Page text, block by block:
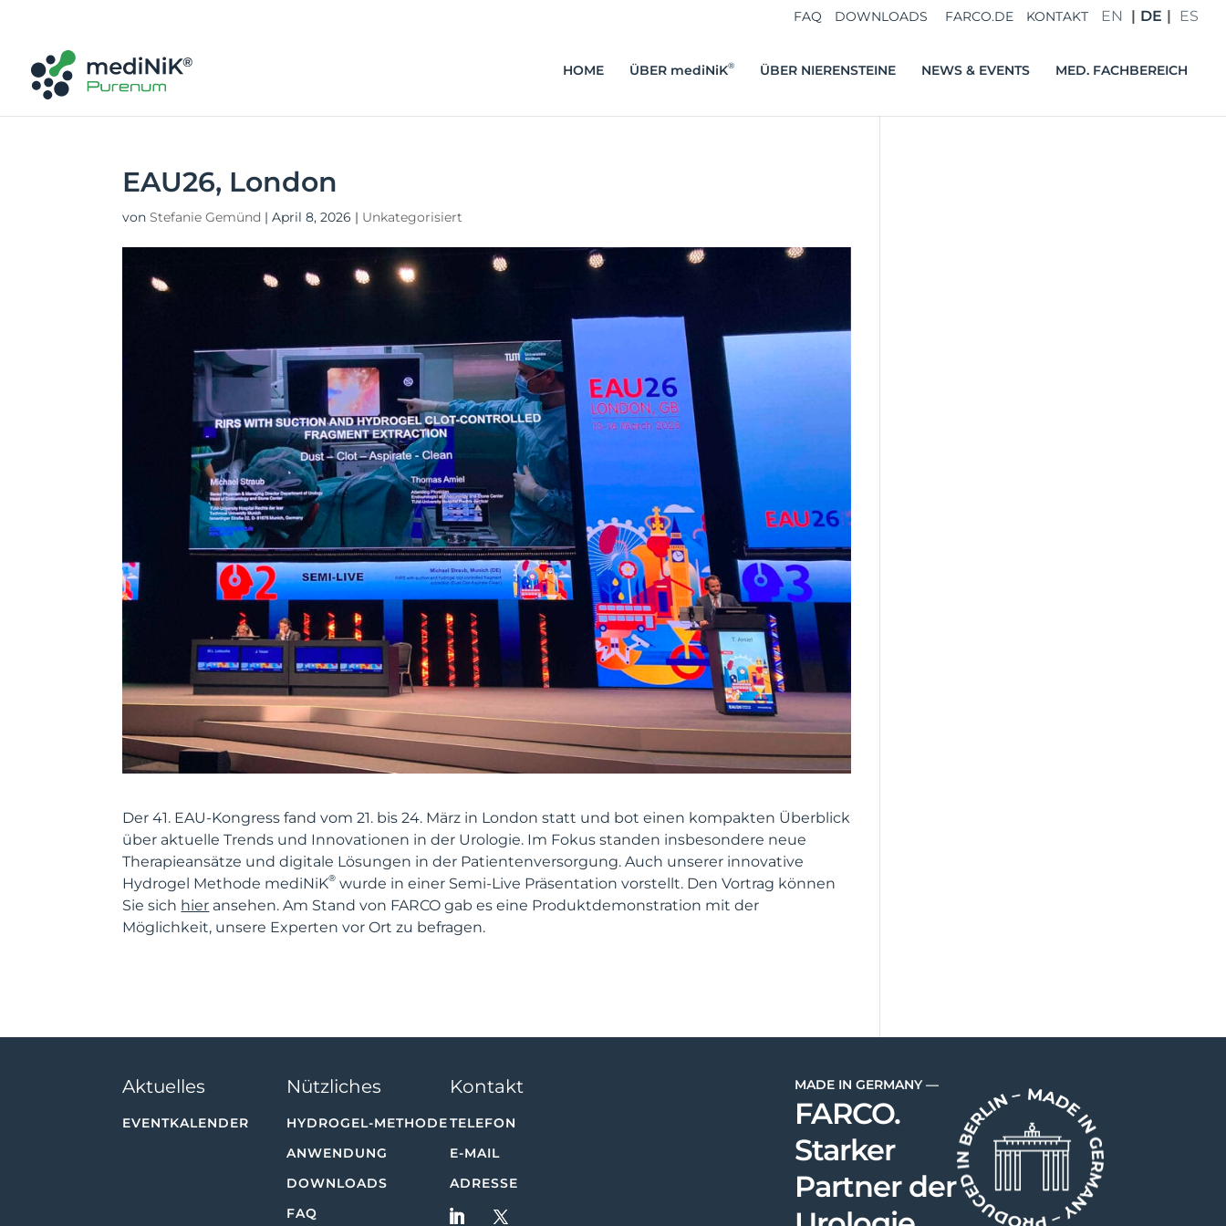
FAQ DOWNLOADS FARCO.DE KONTAKT EN DE ES
HOME ÜBER mediNiK® ÜBER NIERENSTEINE NEWS & EVENTS MED. FACHBEREICH
EAU26, London
vonStefanie Gemünd |April 8, 2026 | Unkategorisiert
Der 41. EAU-Kongress fand vom 21. bis 24. März in London statt und bot einen kompakten Überblick
über aktuelle Trends und Innovationen in der Urologie. Im Fokus standen insbesondere neue
Therapieansätze und digitale Lösungen in der Patientenversorgung. Auch unserer innovative
Hydrogel Methode mediNiK® wurde in einer Semi-Live Präsentation vorstellt. Den Vortrag können
Sie sich hier ansehen. Am Stand von FARCO gab es eine Produktdemonstration mit der
Möglichkeit, unsere Experten vor Ort zu befragen.
Aktuelles
EVENTKALENDER
Nützliches
HYDROGEL-METHODE
ANWENDUNG
DOWNLOADS
FAQ
Kontakt
TELEFON
E-MAIL
ADRESSE
MADE IN GERMANY —
FARCO.
Starker
Partner der